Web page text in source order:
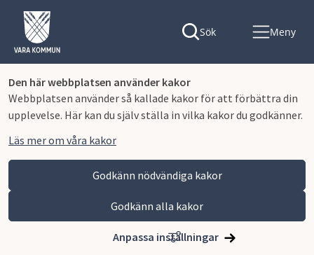
Den här webbplatsen använder kakor
Webbplatsen använder så kallade kakor för att förbättra din
upplevelse. Här kan du själv ställa in vilka kakor du godkänner.
Läs mer om våra kakor
Godkänn nödvändiga kakor
Godkänn alla kakor
Anpassa inställningar
Sök Meny
Vara kommun
Bygga, miljö och infrastruktur
Miljö, hälsoskydd och naturvård
Naturvård